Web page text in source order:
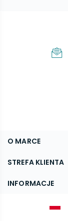
O MARCE
O nas
Blog
STREFA KLIENTA
FAQ
INFORMACJE